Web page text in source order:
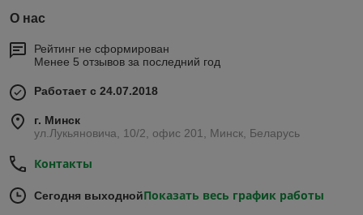
О нас
Рейтинг не сформирован
Менее 5 отзывов за последний год
Работает с 24.07.2018
г. Минск
ул.Лукьяновича, 10/2, офис 201, Минск, Беларусь
Контакты
Сегодня выходнойПоказать весь график работы